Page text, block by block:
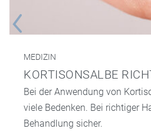
MEDIZIN
KORTISONSALBE
Bei der Anwendung von
viele Bedenken. Bei richtiger
Behandlung sicher.